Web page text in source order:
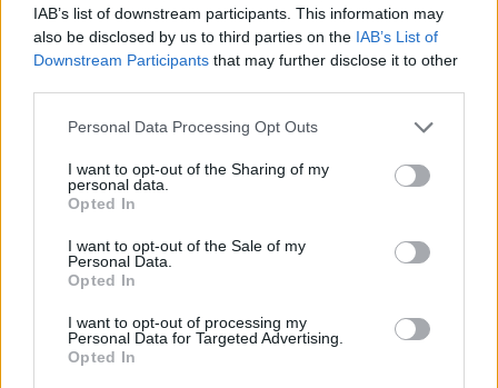
IAB’s list of downstream participants. This information may
also be disclosed by us to third parties on the IAB’s List of
Downstream Participants that may further disclose it to other
Please note that this website/app uses one or more Google
not limited to your visit or usage behaviour. You may click to
grant or deny consent to Google and its third-party tags to
use your data for below specified purposes in below Google
consent section.
Personal Data Processing Opt Outs
I want to opt-out of the Sharing of my
personal data.
Opted In
I want to opt-out of the Sale of my
Personal Data.
Opted In
I want to opt-out of processing my
Personal Data for Targeted Advertising.
Opted In
Często sprawdzane
Warianty:śmiałoczyśmiele?
Ortografia: dlaczego Bawarczyków (piłkarzy) pisać od
O odmianie
Ciekawostki
Święty Szczepan
krawężnik
— Niepoprawny krawężnik
— Pochodzenie nazwyURL